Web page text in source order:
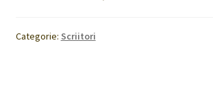
Categorie: Scriitori